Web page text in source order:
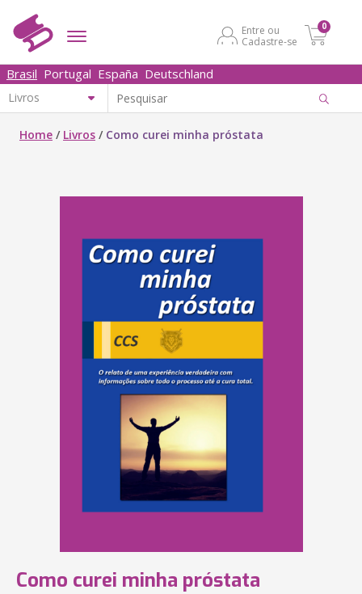
Entre ou
Cadastre-se
0
Brasil Portugal España Deutschland
Home / Livros / Como curei minha próstata
Como curei minha próstata